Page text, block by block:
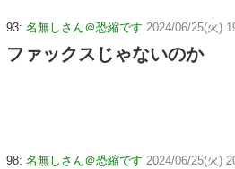
93: 名無しさん＠恐縮です 2024/06/25(火)
ファックスじゃないのか
98: 名無しさん＠恐縮です 2024/06/25(火)